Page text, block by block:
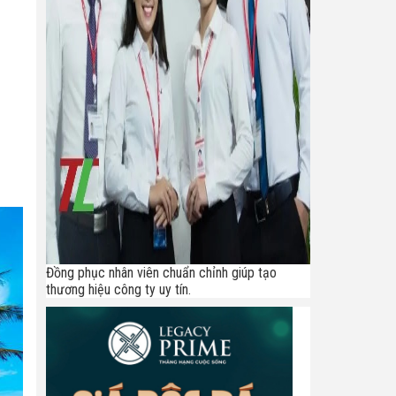
Đồng phục nhân viên chuẩn chỉnh giúp tạo
thương hiệu công ty uy tín.